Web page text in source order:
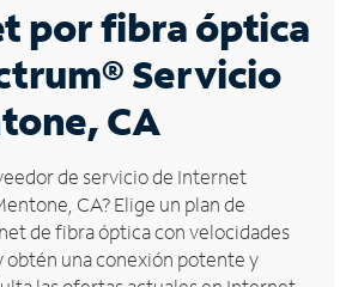
por fibra óptica
Servicio
CA
de servicio de Internet
CA? Elige un plan de
de fibra óptica con velocidades
obtén una conexión potente y